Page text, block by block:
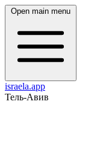
Open main menu
israela.app
Тель-Авив